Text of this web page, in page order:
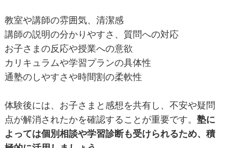
教室や講師の雰囲気、清潔感
講師の説明の分かりやすさ、質問への対応
お子さまの反応や授業への意欲
カリキュラムや学習プランの具体性
通塾のしやすさや時間割の柔軟性
体験後には、お子さまと感想を共有し、不安や疑問
点が解消されたかを確認することが重要です。 塾に
よっては個別相談や学習診断も受けられるため、積